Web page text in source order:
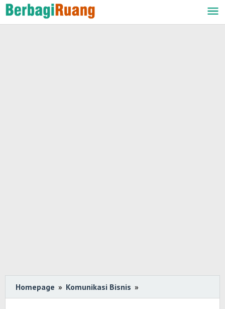
Lewati
ke
Homepage » Komunikasi Bisnis »
Soal